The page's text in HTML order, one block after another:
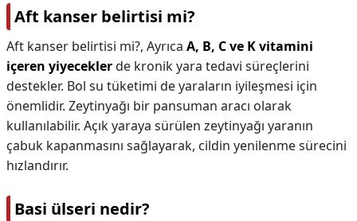
Aft kanser belirtisi mi?
Aft kanser belirtisi mi?, Ayrıca A, B, C ve K vitamini
içeren yiyeceklerde kronik yara tedavi süreçlerini
destekler. Bol su tüketimi de yaraların iyileşmesi için
önemlidir. Zeytinyağı bir pansuman aracı olarak
kullanılabilir. Açık yaraya sürülen zeytinyağı yaranın
çabuk kapanmasını sağlayarak, cildin yenilenme sürecini
hızlandırır.
Basi ülseri nedir?